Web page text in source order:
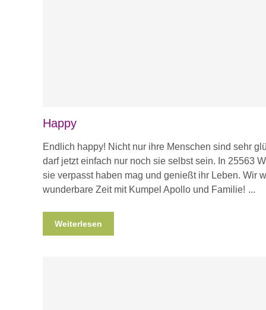
Happy
Endlich happy! Nicht nur ihre Menschen sind sehr
darf jetzt einfach nur noch sie selbst sein. In 25563
sie verpasst haben mag und genießt ihr Leben. Wir
wunderbare Zeit mit Kumpel Apollo und Familie!
Weiterlesen